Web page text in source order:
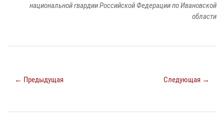
национальной гвардии Российской Федерации по Ивановской
области
← Предыдущая Следующая →